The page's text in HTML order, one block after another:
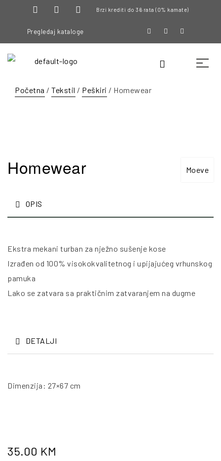
Brzi krediti do 36 rata (0% kamate)
Pregledaj kataloge
Početna / Tekstil / Peškiri / Homewear
Moeve
Homewear
OPIS
Ekstra mekani turban za nježno sušenje kose
Izrađen od 100% visokokvalitetnog i upijajućeg vrhunskog
pamuka
Lako se zatvara sa praktičnim zatvaranjem na dugme
DETALJI
Dimenzija: 27×67 cm
35.00 KM